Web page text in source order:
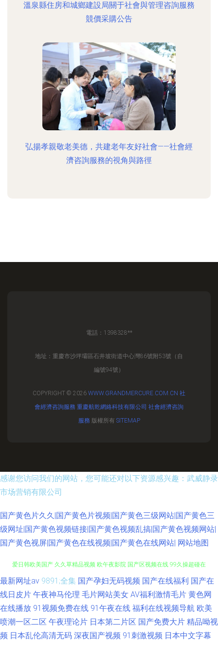
溫泉縣住房和城鄉建設局關于社會與管理咨詢服務
競價采購公告
弘揚孝親敬老美德，共建老年友好社會——社會經
濟咨詢服務的視角與路徑
電話：1398328**
地址：重慶市沙坪壩區石井坡街道中心灣86號附53號（自
編號94號）
COPYRIGHT © 2026 WWW.GRANDMERCURE.COM.CN 社
會經濟咨詢服務 重慶航乾網絡科技有限公司 社會經濟咨詢
服務 版權所有 SITEMAP
感谢您访问我们的网站，您可能还对以下资源感兴趣：武威静录
市场营销有限公司
国产黄色片久久|国产黄色片视频|国产黄色三级网站|国产黄色三
级网址|国产黄色视频链接|国产黄色视频乱搞|国产黄色视频网站|
国产黄色视屏|国产黄色在线视频|国产黄色在线网站| 网站地图
51香蕉社区 久久性爱一区二区 豆花视频一区 亚洲精品超碰 2026肏逼网 性
爱日韩欧美国产 久久草精品视频 欧午夜影院 国产区视频在线 99久操超碰在
最新网址av 9891;全集 国产孕妇无码视频 国产在线福利 国产在
线日皮片 午夜神马伦理 毛片网站美女 AV福利激情毛片 黄色网
在线播放 91视频免费在线 91午夜在线 福利在线视频导航 欧美
喷潮一区二区 午夜理论片 日本第二片区 国产免费大片 精品呦视
频 日本乱伦高清无码 深夜国产视频 91刺激视频 日本中文字幕